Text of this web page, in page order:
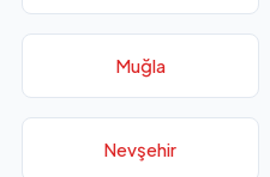
Muğla
Nevşehir